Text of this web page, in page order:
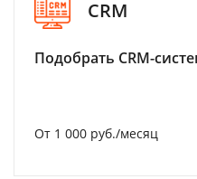
CRM
Подобрать CRM-
От 1 000 руб./месяц